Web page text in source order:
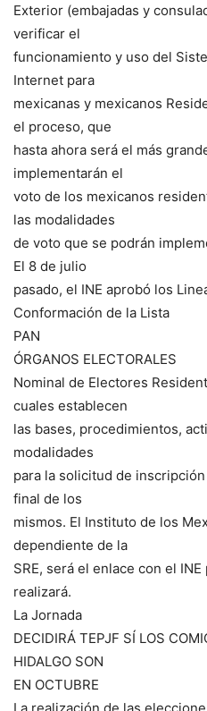
Exterior (embajadas y
verificar el
funcionamiento y uso del
Internet para
mexicanas y mexicanos
el proceso, que
hasta ahora será el más
implementarán el
voto de los mexicanos
las modalidades
de voto que se podrán
El 8 de julio
pasado, el INE aprobó los
Conformación de la Lista
PAN
ÓRGANOS ELECTORALES
Nominal de Electores
cuales establecen
las bases, procedimientos,
modalidades
para la solicitud de
final de los
mismos. El Instituto de los
dependiente de la
SRE, será el enlace con el
realizará.
La Jornada
DECIDIRÁ TEPJF SÍ LOS
HIDALGO SON
EN OCTUBRE
La realización de las